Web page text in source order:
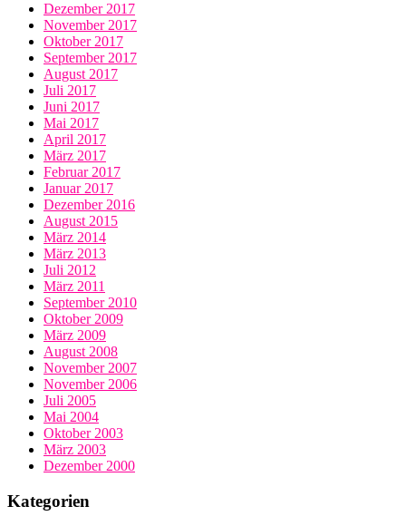
Dezember 2017
November 2017
Oktober 2017
September 2017
August 2017
Juli 2017
Juni 2017
Mai 2017
April 2017
März 2017
Februar 2017
Januar 2017
Dezember 2016
August 2015
März 2014
März 2013
Juli 2012
März 2011
September 2010
Oktober 2009
März 2009
August 2008
November 2007
November 2006
Juli 2005
Mai 2004
Oktober 2003
März 2003
Dezember 2000
Kategorien